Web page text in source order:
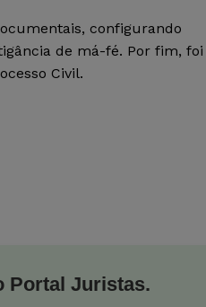
configurando
de má-fé. Por fim, foi
Civil.
Portal Juristas.